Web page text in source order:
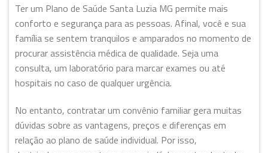
Ter um Plano de Saúde Santa Luzia MG permite mais
conforto e segurança para as pessoas. Afinal, você e sua
família se sentem tranquilos e amparados no momento de
procurar assistência médica de qualidade. Seja uma
consulta, um laboratório para marcar exames ou até
hospitais no caso de qualquer urgência.
No entanto, contratar um convênio familiar gera muitas
dúvidas sobre as vantagens, preços e diferenças em
relação ao plano de saúde individual. Por isso,